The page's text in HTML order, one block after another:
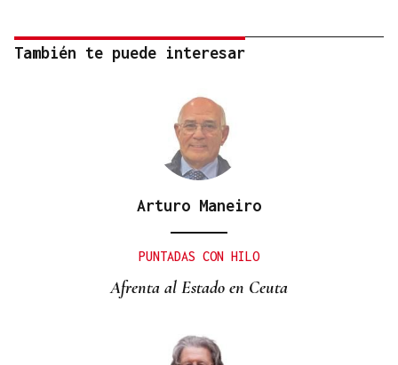
También te puede interesar
Arturo Maneiro
PUNTADAS CON HILO
Afrenta al Estado en Ceuta